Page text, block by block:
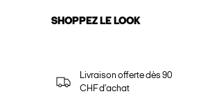
SHOPPEZ LE LOOK
Livraison offerte dès 90
CHF d'achat